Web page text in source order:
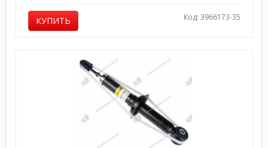
КУПИТЬ Код: 3966173-35